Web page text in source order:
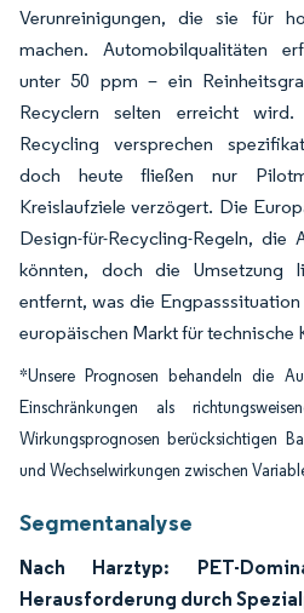
Verunreinigungen, die sie für
machen. Automobilqualitäten
unter 50 ppm – ein
Recyclern selten erreicht
Recycling versprechen
doch heute fließen nur
Kreislaufziele verzögert. Die
Design-für-Recycling-Regeln, die
könnten, doch die Umsetzung
entfernt, was die
europäischen Markt für technische
*Unsere Prognosen behandeln die
Einschränkungen als
Wirkungsprognosen berücksichtigen
und Wechselwirkungen zwischen
Segmentanalyse
Nach Harztyp: PET-
Herausforderung durch